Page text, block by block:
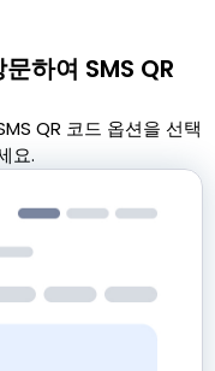
하여 SMS QR
QR 코드 옵션을 선택
요.